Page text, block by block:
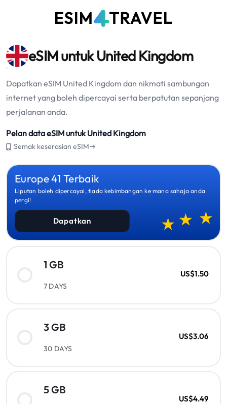
eSIM untuk United Kingdom
Dapatkan eSIM United Kingdom dan nikmati sambungan
internet yang boleh dipercayai serta berpatutan sepanjang
perjalanan anda.
Pelan data eSIM untuk United Kingdom
Semak keserasian eSIM→
Europe 41 Terbaik
Liputan boleh dipercayai, tiada kebimbangan ke mana sahaja anda
pergi!
Dapatkan
1 GB
7 DAYS
US$1.50
3 GB
30 DAYS
US$3.06
5 GB
US$4.49